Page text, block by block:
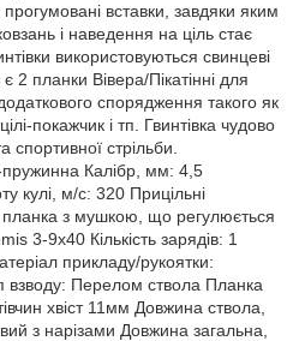
вставки, завдяки яким
і наведення на ціль стає
використовуються свинцеві
2 планки Вівера/Пікатінні для
спорядження такого як
покажчик і тп. Гвинтівка чудово
спортивної стрільби.
пружинна Калібр, мм: 4,5
кулі, м/с: 320 Прицільні
планка з мушкою, що регулюється
3-9x40 Кількість зарядів: 1
прикладу/рукоятки:
взводу: Перелом ствола Планка
хвіст 11мм Довжина ствола,
з нарізами Довжина загальна,